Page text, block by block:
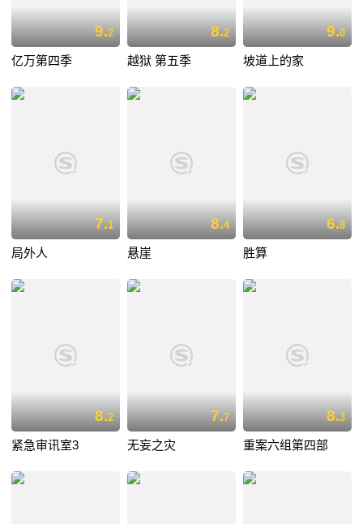
9.2
亿万第四季
8.2
越狱 第五季
9.0
坡道上的家
7.1
局外人
8.4
悬崖
6.8
胜算
8.2
紧急审讯室3
7.7
无妄之灾
8.3
重案六组第四部